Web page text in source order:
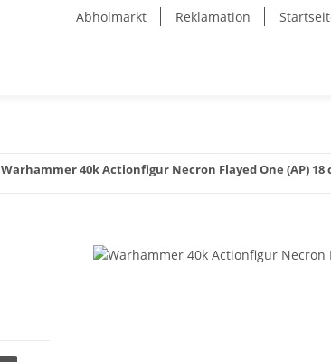
Abholmarkt Reklamation
Warhammer 40k Actionfigur Necron Flayed One (AP) 18